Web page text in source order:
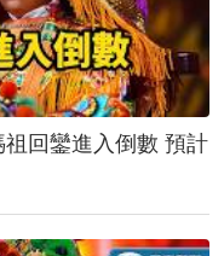
回鑾進入倒數 預計